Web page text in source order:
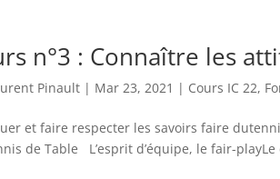
n°3 : Connaître les
Pinault | Mar 23, 2021 | Cours IC 22,
et faire respecter les savoirs faire
de Table L’esprit d’équipe, le fair-